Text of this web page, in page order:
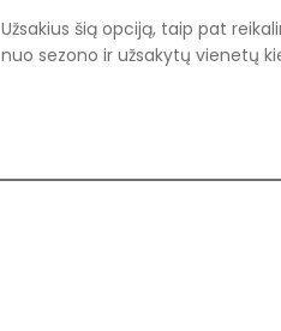
Užsakius šią opciją, taip pat
nuo sezono ir užsakytų vienetų